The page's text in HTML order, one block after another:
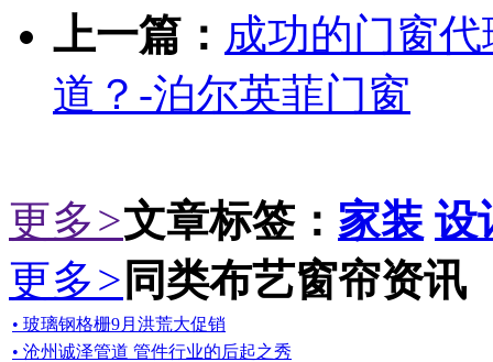
上一篇： 成功的门窗
道？-泊尔英菲门窗
更多>文章标签： 家装 设
更多> 同类布艺窗帘资讯
• 玻璃钢格栅9月洪荒大促销
• 沧州诚泽管道 管件行业的后起之秀